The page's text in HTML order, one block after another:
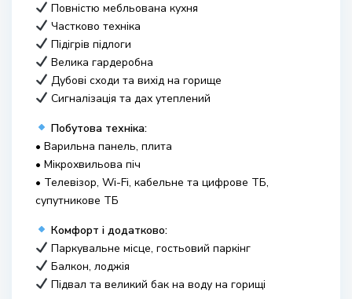
Повністю мебльована кухня
Частково техніка
Підігрів підлоги
Велика гардеробна
Дубові сходи та вихід на горище
Сигналізація та дах утеплений
Побутова техніка:
• Варильна панель, плита
• Мікрохвильова піч
• Телевізор, Wi-Fi, кабельне та цифрове ТБ,
супутникове ТБ
Комфорт і додатково:
Паркувальне місце, гостьовий паркінг
Балкон, лоджія
Підвал та великий бак на воду на горищі